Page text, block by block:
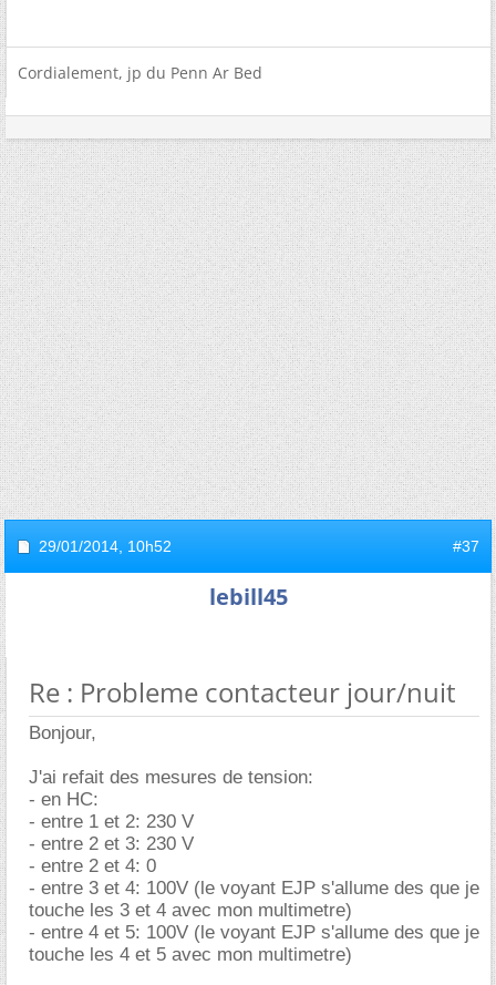
Cordialement, jp du Penn Ar Bed
29/01/2014, 10h52 #37
lebill45
Re : Probleme contacteur jour/nuit
Bonjour,
J'ai refait des mesures de tension:
- en HC:
- entre 1 et 2: 230 V
- entre 2 et 3: 230 V
- entre 2 et 4: 0
- entre 3 et 4: 100V (le voyant EJP s'allume des que je
touche les 3 et 4 avec mon multimetre)
- entre 4 et 5: 100V (le voyant EJP s'allume des que je
touche les 4 et 5 avec mon multimetre)